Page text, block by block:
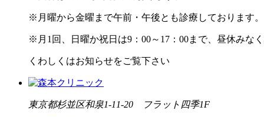
※月曜から金曜まで午前・午後とも診療しております。
※月1回、日曜か祝日は9：00～17：00まで、昼休みな
くわしくはお知らせをご覧下さい
東京都杉並区和泉1-11-20 フラット四季1F